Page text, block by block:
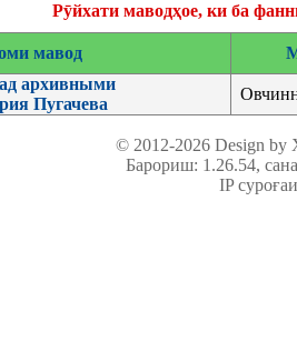
Рӯйхати маводҳое, ки ба
мавод
архивными
Пугачева
© 2012-2026 Design
Барориш: 1.26.54,
IP